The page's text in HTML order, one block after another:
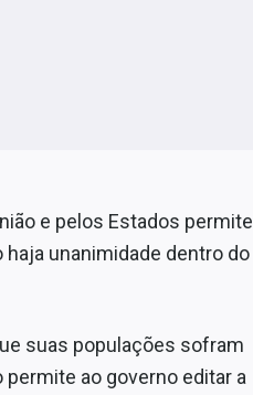
e pelos Estados permite
unanimidade dentro do
suas populações sofram
ao governo editar a